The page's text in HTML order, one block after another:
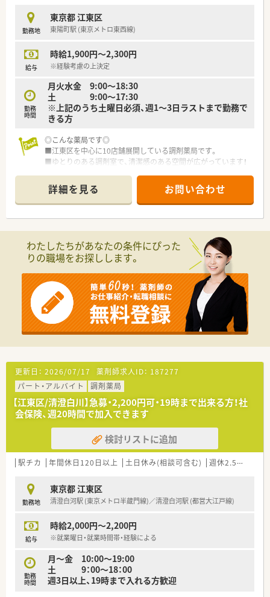
【法人特徴について】
■全国にグループ会社含め280店舗以上を展開しており、安定し
■九州を基盤とする法人ですが、地域に根差した薬局経営を大切
にする温かい社風です。
化に合わせた勤務が可能です。
勤務地
東京都 江東区
東陽町駅 (東京メトロ東西線)
給与
時給1,900円～2,300円
※経験考慮の上決定
勤務
時間
月火水金 9:00～18:30
土 9:00～17:30
※上記のうち土曜日必須、週1～3日ラストまで勤務で
きる方
◎こんな薬局です◎
■江東区を中心に10店舗展開している調剤薬局です。
■ゆとりのある調剤室で、清潔感のある空間が広がっています！
ります。
■育児休暇から復帰されている方が複数おり、子育てへの理解が
深い会社です。
■従業員みな協力し合いながら業務を行っており、働きやすい環
詳細を見る お問い合わせ
わたしたちがあなたの条件にぴった
りの職場をお探しします。
更新日： 2026/07/17 薬剤師求人ID： 187277
パート・アルバイト
調剤薬局
【江東区/清澄白川】急募・2,200円可・19時まで出来る方！社
会保険、週20時間で加入できます
検討リストに追加
駅チカ 年間休日120日以上 土日休み(相談可含む) 週休2.5日以上
勤務地
東京都 江東区
清澄白河駅 (東京メトロ半蔵門線)／清澄白河駅 (都営大江戸線)
給与
時給2,000円～2,200円
※就業曜日・就業時間帯・経験による
勤務
時間
月～金 10:00～19:00
土 9：00～18：00
週3日以上、19時まで入れる方歓迎